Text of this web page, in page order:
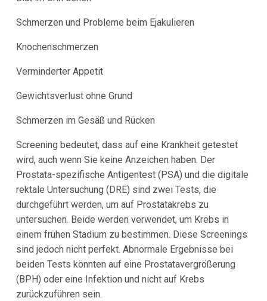
Schmerzen und Probleme beim Ejakulieren
Knochenschmerzen
Verminderter Appetit
Gewichtsverlust ohne Grund
Schmerzen im Gesäß und Rücken
Screening bedeutet, dass auf eine Krankheit getestet
wird, auch wenn Sie keine Anzeichen haben. Der
Prostata-spezifische Antigentest (PSA) und die digitale
rektale Untersuchung (DRE) sind zwei Tests, die
durchgeführt werden, um auf Prostatakrebs zu
untersuchen. Beide werden verwendet, um Krebs in
einem frühen Stadium zu bestimmen. Diese Screenings
sind jedoch nicht perfekt. Abnormale Ergebnisse bei
beiden Tests könnten auf eine Prostatavergrößerung
(BPH) oder eine Infektion und nicht auf Krebs
zurückzuführen sein.